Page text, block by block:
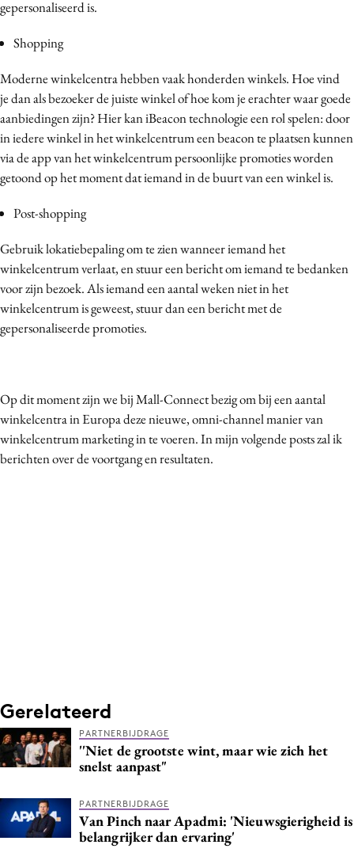
gepersonaliseerd is.
Shopping
Moderne winkelcentra hebben vaak honderden winkels. Hoe vind
je dan als bezoeker de juiste winkel of hoe kom je erachter waar goede
aanbiedingen zijn? Hier kan iBeacon technologie een rol spelen: door
in iedere winkel in het winkelcentrum een beacon te plaatsen kunnen
via de app van het winkelcentrum persoonlijke promoties worden
getoond op het moment dat iemand in de buurt van een winkel is.
Post-shopping
Gebruik lokatiebepaling om te zien wanneer iemand het
winkelcentrum verlaat, en stuur een bericht om iemand te bedanken
voor zijn bezoek. Als iemand een aantal weken niet in het
winkelcentrum is geweest, stuur dan een bericht met de
gepersonaliseerde promoties.
Op dit moment zijn we bij Mall-Connect bezig om bij een aantal
winkelcentra in Europa deze nieuwe, omni-channel manier van
winkelcentrum marketing in te voeren. In mijn volgende posts zal ik
berichten over de voortgang en resultaten.
Gerelateerd
PARTNERBIJDRAGE
''Niet de grootste wint, maar wie zich het
snelst aanpast"
PARTNERBIJDRAGE
Van Pinch naar Apadmi: 'Nieuwsgierigheid is
belangrijker dan ervaring'